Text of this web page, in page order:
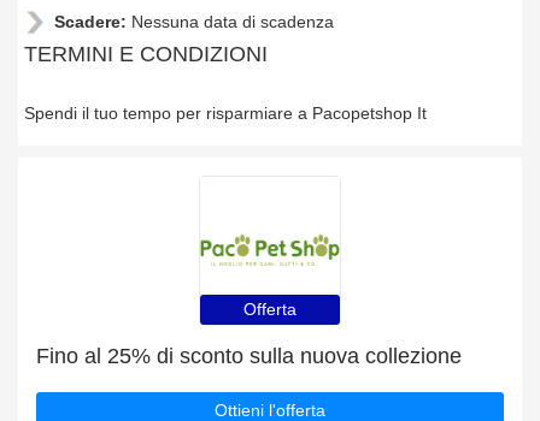
Scadere: Nessuna data di scadenza
TERMINI E CONDIZIONI
Spendi il tuo tempo per risparmiare a Pacopetshop It
Offerta
Fino al 25% di sconto sulla nuova collezione
Ottieni l'offerta